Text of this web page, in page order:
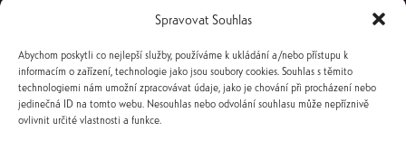
Spravovat Souhlas
Abychom poskytli co nejlepší služby, používáme k ukládání a/nebo přístupu k
informacím o zařízení, technologie jako jsou soubory cookies. Souhlas s těmito
technologiemi nám umožní zpracovávat údaje, jako je chování při procházení nebo
jedinečná ID na tomto webu. Nesouhlas nebo odvolání souhlasu může nepříznivě
ovlivnit určité vlastnosti a funkce.
+420 731 239 237 info@jsmeinline.cz
© 2026 jsmeinline.cz.